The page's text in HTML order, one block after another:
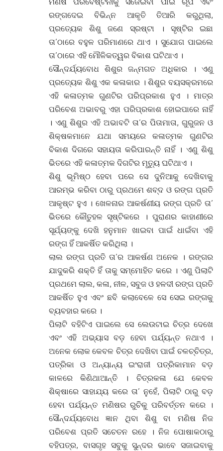
ରଙ୍ଗଦେଇ ବିଭିନ୍ନ ଆକୃତି ତିଆରି କରୁଥିଲା,
ପ୍ରତ୍ୟେକ ଶିଶୁ ଜଣେ ସ୍ରଷ୍ଟା । ସୃଷ୍ଟିର ଇଛା
ତା’ଠାରେ ବହୁଳ ପରିମାଣରେ ଥାଏ । ସୁଯୋଗ ପାଇଲେ
ତା’ଠାରେ ଏହି ମୌଳିକତ୍ୱର ବିକାଶ ଘଟିଥାଏ ।
ସୌନ୍ଦର୍ଯ୍ୟବୋଧ ଶିଶୁର ଜନ୍ମଗତ ଅଧିକାର । ଏଣୁ
ପ୍ରତ୍ୟେକ ଶିଶୁ ଏକ କଳାକାର । ଶିଶୁର ବୟସକ୍ରମରେ
ଏହି କଳାତ୍ମକ ଗୁଣଟିର ପରିପ୍ରକାଶ ହୁଏ । ମାତ୍ର
ପରିବେଶ ଅଭାବରୁ ଏହା ପରିପ୍ରକାଶ ହୋଇପାରେ ନାହିଁ
। ଏଣୁ ଶିଶୁର ଏହି ଅଭାବଟି ତା’ର ପିତାମାତା, ଗୁରୁଜନ ଓ
ଶିକ୍ଷକମାନେ ଯଥା ସମୟରେ କଳାତ୍ମକ ଗୁଣଟିର
ବିକାଶ ଦିଗରେ ସହାୟତା କରିପାରନ୍ତି ନାହିଁ । ଏଣୁ ଶିଶୁ
ଭିତରେ ଏହି କଳାତ୍ମକ ଦିଗଟିର ମୃତ୍ୟୁ ଘଟିଥାଏ ।
ଶିଶୁ ଭୂମିଷ୍ଠ ହେବା ପରେ ସେ ଦୁନିଆକୁ ଦେଖିବାକୁ
ଆରମ୍ଭ କରିବା ଠାରୁ ପ୍ରଥମେ ଶବ୍ଦ ଓ ରଙ୍ଗ ପ୍ରତି
ଆକୃଷ୍ଟ ହୁଏ । ଖେଳନାର ଆକର୍ଷଣୀୟ ରଙ୍ଗ ପ୍ରତି ତା’
ଭିତରେ କୌତୁହଳ ସୃଷ୍ଟିକରେ । ପୁରାଣର କାହାଣୀରେ
ସୂର୍ଯ୍ୟଙ୍କୁ ଦେଖି ହନୁମାନ ଖାଇବା ପାଇଁ ଧାଇଁବା ଏହି
ରଙ୍ଗ ହିଁ ଆକର୍ଷିତ କରିଥିଲା ।
ଲାଲ ରଙ୍ଗ ପ୍ରତି ତା’ର ଆକର୍ଷଣ ଅନେକ । ରଙ୍ଗର
ଯାଦୁକରି ଶକ୍ତି ହିଁ ତାକୁ ସମ୍ମୋହିତ କରେ । ଏଣୁ ପିଲାଟି
ପ୍ରଥମେ ଲାଲ, କଳା, ନୀଳ, ସବୁଜ ଓ ହଳଦୀ ରଙ୍ଗ ପ୍ରତି
ଆକର୍ଷିତ ହୁଏ ଏବଂ ଛବି କଲାବେଳେ ସେ ସେଇ ରଙ୍ଗକୁ
ବ୍ୟବହାର କରେ ।
ପିଲାଟି ବହିଟିଏ ପାଇଲେ ସେ ଲେଉଟାଇ ଚିତ୍ର ଦେଖେ
ଏବଂ ଏହି ଅଭ୍ୟାସ ବଡ଼ ହେବା ପର୍ଯ୍ୟନ୍ତ ନଥାଏ ।
ଅନେକ ଲୋକ କେବଳ ଚିତ୍ର ଦେଖିବା ପାଇଁ ଚଳଚ୍ଚିତ୍ର,
ପତ୍ରିକା ଓ ଅନ୍ୟାନ୍ୟ ଇଂରାଜୀ ପତ୍ରିକାମାନ ବଡ଼
କାଳରେ କିଣିଥାଆନ୍ତି । ଚିତ୍ରକଳା ଯେ କେବଳ
ଶିକ୍ଷାରେ ସାହାଯ୍ୟ କରେ ତା’ ନୁହେଁ, ପିଲାଟି ଠାରୁ ବଡ଼
ହେବା ପର୍ଯ୍ୟନ୍ତ ମଣିଷର ରୁଚିକୁ ପରିବର୍ତ୍ତନ କରେ ।
ସୌନ୍ଦର୍ଯ୍ୟବୋଧ ଜ୍ଞାନ ଥିବା ଶିଶୁ ବା ମଣିଷ ନିଜ
ପରିବେଶ ପ୍ରତି ସଚେତନ ରହେ । ନିଜ ପୋଷାକଠାରୁ
ବହିପତ୍ର, ବାସଗୃହ ସବୁକୁ ସୁନ୍ଦର ଭାବେ ସଜାଇବାକୁ